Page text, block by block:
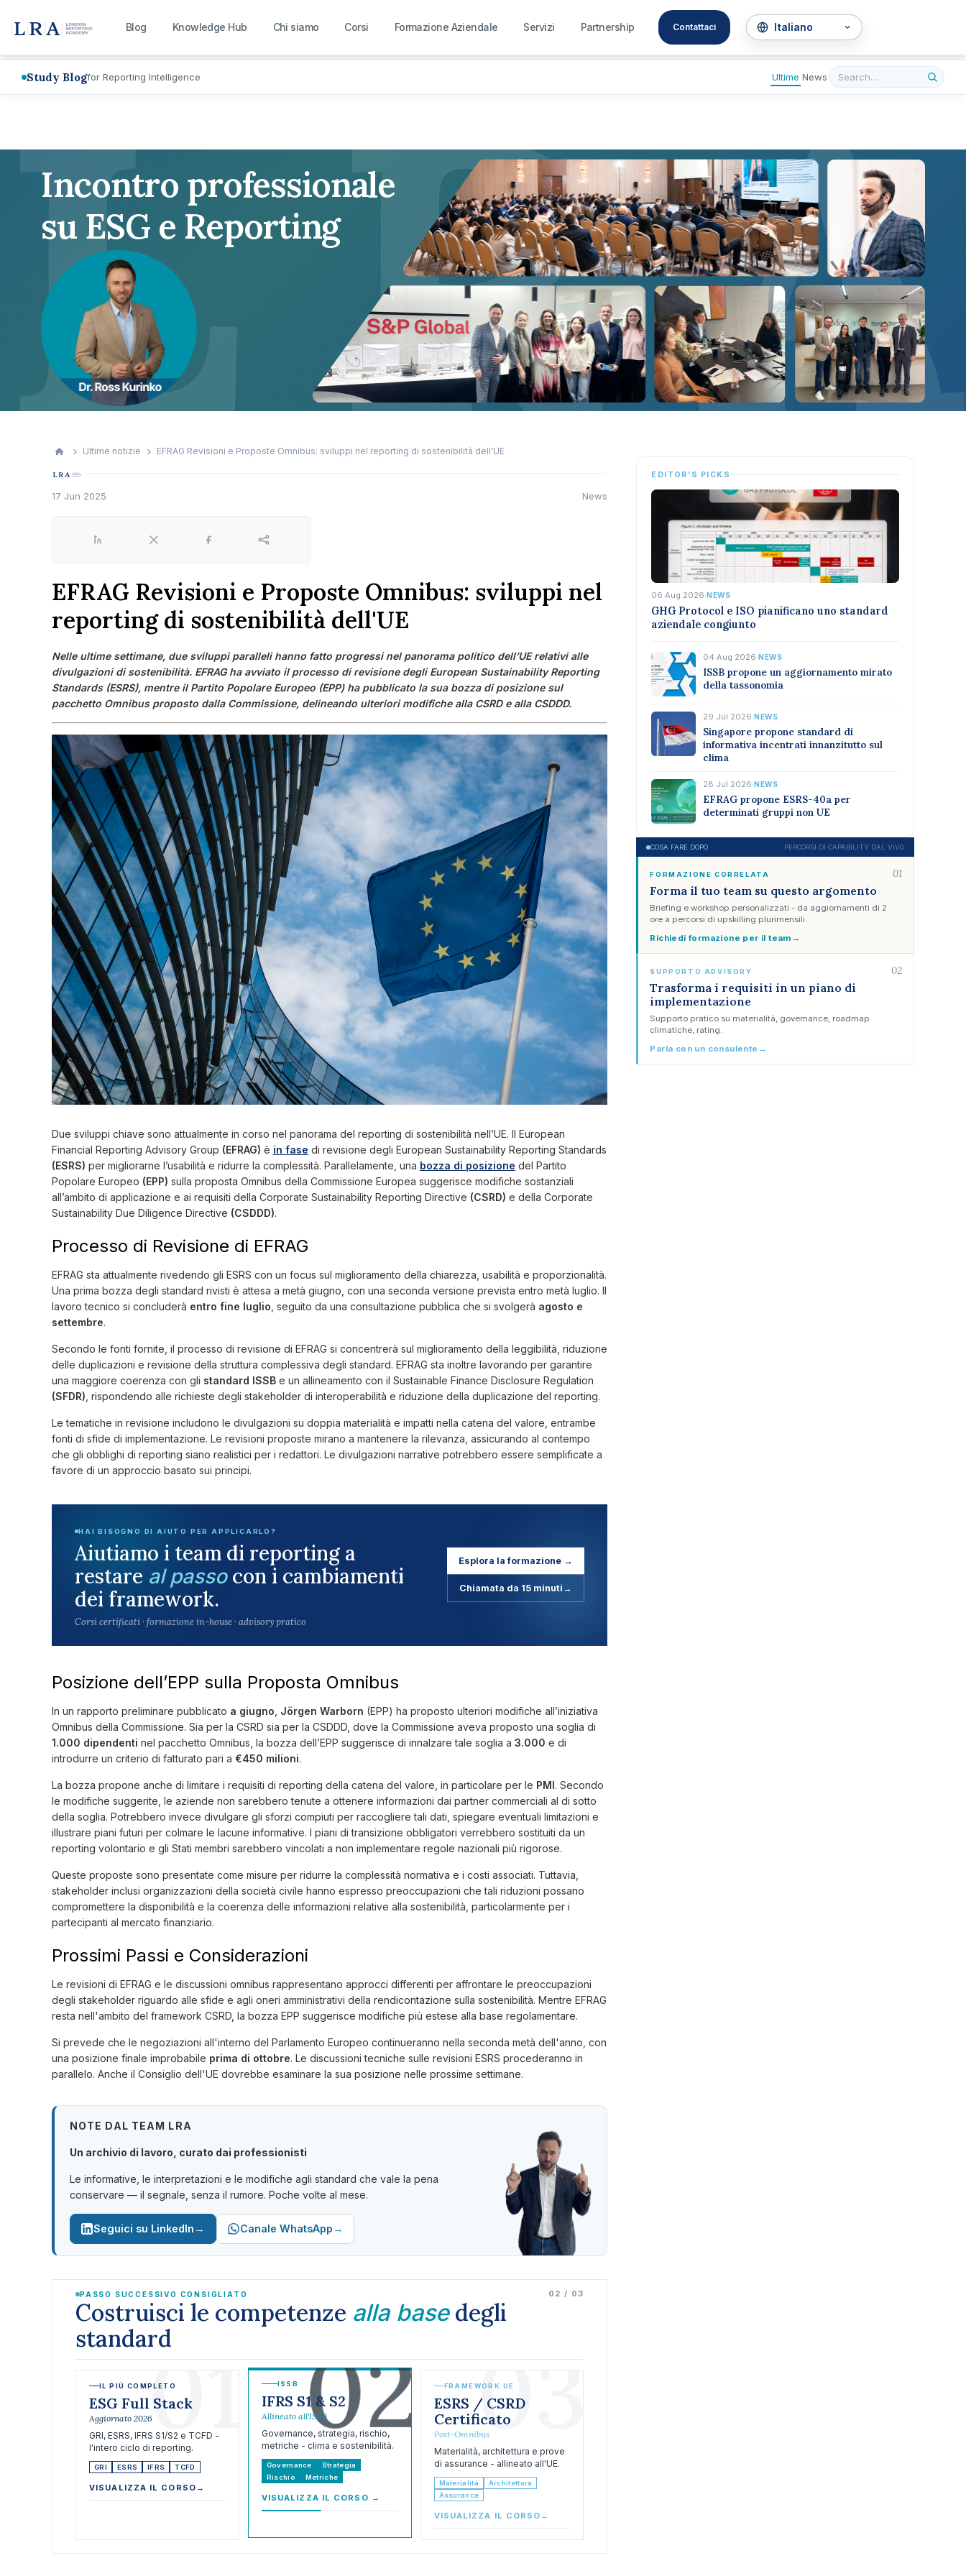
Blog Knowledge Hub Chi siamo Corsi Formazione Aziendale Servizi Partnership Contattaci
Study Blogfor Reporting Intelligence Ultime News
Incontro professionale
su ESG e Reporting
LRA
Ultime notizie EFRAG Revisioni e Proposte Omnibus: sviluppi nel reporting di sostenibilità dell'UE
17 Jun 2025 News
LinkedIn X Facebook Share
EFRAG Revisioni e Proposte Omnibus: sviluppi nel
reporting di sostenibilità dell'UE
Nelle ultime settimane, due sviluppi paralleli hanno fatto progressi nel panorama politico dell’UE relativi alle
divulgazioni di sostenibilità. EFRAG ha avviato il processo di revisione degli European Sustainability Reporting
Standards (ESRS), mentre il Partito Popolare Europeo (EPP) ha pubblicato la sua bozza di posizione sul
pacchetto Omnibus proposto dalla Commissione, delineando ulteriori modifiche alla CSRD e alla CSDDD.
Due sviluppi chiave sono attualmente in corso nel panorama del reporting di sostenibilità nell’UE. Il European
Financial Reporting Advisory Group (EFRAG) è in fase di revisione degli European Sustainability Reporting Standards
(ESRS) per migliorarne l’usabilità e ridurre la complessità. Parallelamente, una bozza di posizione del Partito
Popolare Europeo (EPP) sulla proposta Omnibus della Commissione Europea suggerisce modifiche sostanziali
all’ambito di applicazione e ai requisiti della Corporate Sustainability Reporting Directive (CSRD) e della Corporate
Sustainability Due Diligence Directive (CSDDD).
Processo di Revisione di EFRAG
EFRAG sta attualmente rivedendo gli ESRS con un focus sul miglioramento della chiarezza, usabilità e proporzionalità.
Una prima bozza degli standard rivisti è attesa a metà giugno, con una seconda versione prevista entro metà luglio. Il
lavoro tecnico si concluderà entro fine luglio , seguito da una consultazione pubblica che si svolgerà agosto e
settembre.
Secondo le fonti fornite, il processo di revisione di EFRAG si concentrerà sul miglioramento della leggibilità, riduzione
delle duplicazioni e revisione della struttura complessiva degli standard. EFRAG sta inoltre lavorando per garantire
una maggiore coerenza con gli standard ISSB e un allineamento con il Sustainable Finance Disclosure Regulation
(SFDR) , rispondendo alle richieste degli stakeholder di interoperabilità e riduzione della duplicazione del reporting.
Le tematiche in revisione includono le divulgazioni su doppia materialità e impatti nella catena del valore, entrambe
fonti di sfide di implementazione. Le revisioni proposte mirano a mantenere la rilevanza, assicurando al contempo
che gli obblighi di reporting siano realistici per i redattori. Le divulgazioni narrative potrebbero essere semplificate a
favore di un approccio basato sui principi.
HAI BISOGNO DI AIUTO PER APPLICARLO?
Aiutiamo i team di reporting a
restare al passocon i cambiamenti
dei framework.
Corsi certificati · formazione in-house · advisory pratico
Esplora la formazione →
Chiamata da 15 minuti →
Posizione dell’EPP sulla Proposta Omnibus
In un rapporto preliminare pubblicato a giugno Jörgen Warborn (EPP) ha proposto ulteriori modifiche all’iniziativa
Omnibus della Commissione. Sia per la CSRD sia per la CSDDD, dove la Commissione aveva proposto una soglia di
1.000 dipendenti nel pacchetto Omnibus, la bozza dell’EPP suggerisce di innalzare tale soglia a 3.000 e di
introdurre un criterio di fatturato pari a €450 milioni.
La bozza propone anche di limitare i requisiti di reporting della catena del valore, in particolare per le PMI. Secondo
le modifiche suggerite, le aziende non sarebbero tenute a ottenere informazioni dai partner commerciali al di sotto
della soglia. Potrebbero invece divulgare gli sforzi compiuti per raccogliere tali dati, spiegare eventuali limitazioni e
illustrare piani futuri per colmare le lacune informative. I piani di transizione obbligatori verrebbero sostituiti da un
reporting volontario e gli Stati membri sarebbero vincolati a non implementare regole nazionali più rigorose.
Queste proposte sono presentate come misure per ridurre la complessità normativa e i costi associati. Tuttavia,
stakeholder inclusi organizzazioni della società civile hanno espresso preoccupazioni che tali riduzioni possano
compromettere la disponibilità e la coerenza delle informazioni relative alla sostenibilità, particolarmente per i
partecipanti al mercato finanziario.
Prossimi Passi e Considerazioni
Le revisioni di EFRAG e le discussioni omnibus rappresentano approcci differenti per affrontare le preoccupazioni
degli stakeholder riguardo alle sfide e agli oneri amministrativi della rendicontazione sulla sostenibilità. Mentre EFRAG
resta nell'ambito del framework CSRD, la bozza EPP suggerisce modifiche più estese alla base regolamentare.
Si prevede che le negoziazioni all'interno del Parlamento Europeo continueranno nella seconda metà dell'anno, con
una posizione finale improbabile prima di ottobre. Le discussioni tecniche sulle revisioni ESRS procederanno in
parallelo. Anche il Consiglio dell'UE dovrebbe esaminare la sua posizione nelle prossime settimane.
NOTE DAL TEAM LRA
Un archivio di lavoro, curato dai professionisti
Le informative, le interpretazioni e le modifiche agli standard che vale la pena
conservare — il segnale, senza il rumore. Poche volte al mese.
Seguici su LinkedIn → Canale WhatsApp →
PASSO SUCCESSIVO CONSIGLIATO
Costruisci le competenze alla basedegli
standard
02 / 03
01
IL PIÙ COMPLETO
ESG Full Stack
Aggiornato 2026
GRI, ESRS, IFRS S1/S2 e TCFD -
l'intero ciclo di reporting.
GRI ESRS IFRS TCFD
VISUALIZZA IL CORSO →
02
ISSB
IFRS S1 & S2
Allineato all'ISSB
Governance, strategia, rischio,
metriche - clima e sostenibilità.
Governance
Strategia
Rischio
Metriche
VISUALIZZA IL CORSO →
03
FRAMEWORK UE
ESRS / CSRD
Certificato
Post-Omnibus
Materialità, architettura e prove
di assurance - allineato all'UE.
Materialità
Architettura
Assurance
VISUALIZZA IL CORSO →
EDITOR'S PICKS
06 Aug 2026·NEWS
GHG Protocol e ISO pianificano uno standard
aziendale congiunto
04 Aug 2026·NEWS
ISSB propone un aggiornamento mirato
della tassonomia
29 Jul 2026·NEWS
Singapore propone standard di
informativa incentrati innanzitutto sul
clima
28 Jul 2026·NEWS
EFRAG propone ESRS-40a per
determinati gruppi non UE
COSA FARE DOPO PERCORSI DI CAPABILITY DAL VIVO
FORMAZIONE CORRELATA 01
Forma il tuo team su questo argomento
Briefing e workshop personalizzati - da aggiornamenti di 2
ore a percorsi di upskilling plurimensili.
Richiedi formazione per il team →
SUPPORTO ADVISORY 02
Trasforma i requisiti in un piano di
implementazione
Supporto pratico su materialità, governance, roadmap
climatiche, rating.
Parla con un consulente →